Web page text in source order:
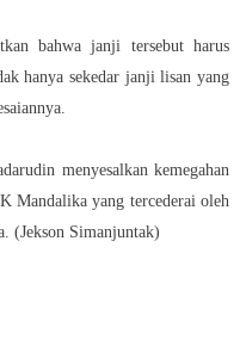
bahwa janji tersebut harus
hanya sekedar janji lisan yang
menyesalkan kemegahan
Mandalika yang tercederai oleh
(Jekson Simanjuntak)